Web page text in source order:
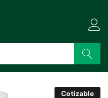
Buscar
Cotizable